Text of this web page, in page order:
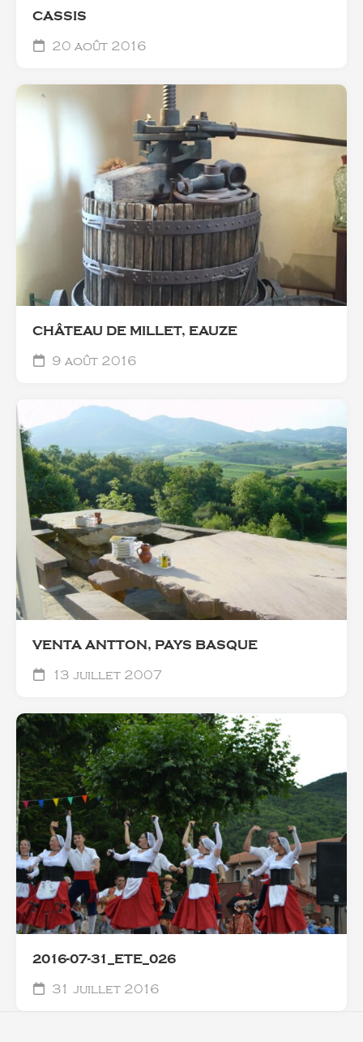
CASSIS
20 août 2016
CHÂTEAU DE MILLET, EAUZE
9 août 2016
VENTA ANTTON, PAYS BASQUE
13 juillet 2007
2016-07-31_ETE_026
31 juillet 2016